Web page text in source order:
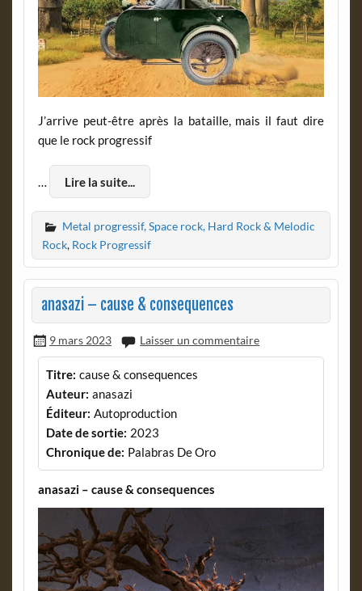
J’arrive peut-être après la bataille, mais il faut dire
que le rock progressif
… Lire la suite...
Metal progressif, Space rock, Hard Rock & Melodic
Rock, Rock Progressif
anasazi – cause & consequences
9 mars 2023 Laisser un commentaire
Titre: cause & consequences
Auteur: anasazi
Éditeur: Autoproduction
Date de sortie: 2023
Chronique de: Palabras De Oro
anasazi – cause & consequences